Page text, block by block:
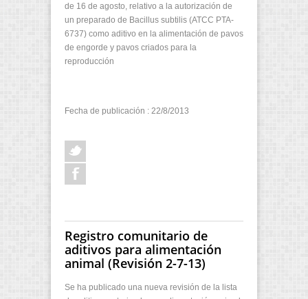
de 16 de agosto, relativo a la autorización de
un preparado de Bacillus subtilis (ATCC PTA-
6737) como aditivo en la alimentación de pavos
de engorde y pavos criados para la
reproducción
Fecha de publicación : 22/8/2013
Registro comunitario de
aditivos para alimentación
animal (Revisión 2-7-13)
Se ha publicado una nueva revisión de la lista